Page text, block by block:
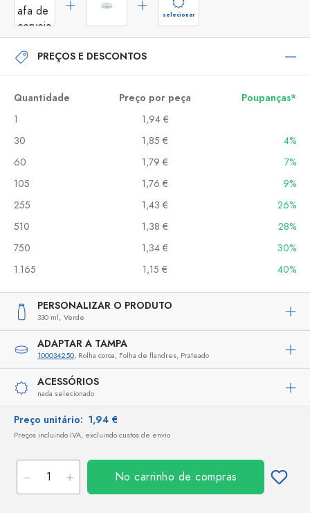
selecionar
PREÇOS E DESCONTOS
Quantidade Preço por peça
Poupanças*
1
1,94 €
30
1,85 €
4%
60
1,79 €
7%
105
1,76 €
9%
255
1,43 €
26%
510
1,38 €
28%
750
1,34 €
30%
1.165
1,15 € 40%
PERSONALIZAR O PRODUTO
330 ml, Verde
ADAPTAR A TAMPA
100034250, Rolha coroa, Folha de flandres, Prateado
ACESSÓRIOS
nada selecionado
Preço unitário: 1,94 €
Preços incluindo IVA, excluindo custos de envio
No carrinho de compras